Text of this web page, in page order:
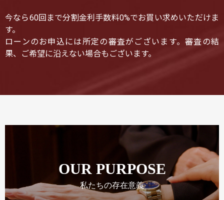
今なら60回まで分割金利手数料0%でお買い求めいただけま
す。
ローンのお申込には所定の審査がございます。審査の結
果、ご希望に沿えない場合もございます。
OUR PURPOSE
私たちの存在意義